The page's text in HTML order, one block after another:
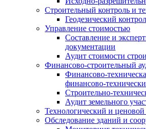
Строительный контроль и
Геодезический
Управление стоимостью
Составление и
документации
Аудит стоимости
Финансово-строительный
Финансово-
финансово-
Строительно-
Аудит земельного
Технологический и ценовой
Обследование зданий и